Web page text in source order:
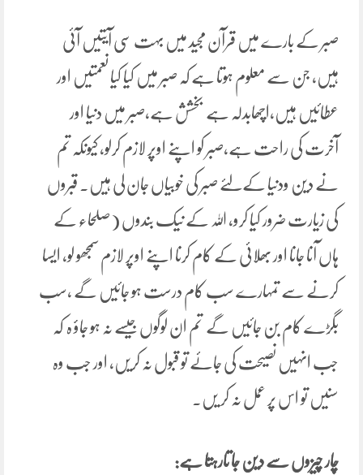
صبر کے بارے میں قرآن مجید میں بہت سی آیتیں آئی
ہیں، جن سے معلوم ہوتا ہے کہ صبر میں کیا کیا نعمتیں اور
عطائیں ہیں،اچھابدلہ ہے بخشش ہے،صبر میں دنیا اور
آخرت کی راحت ہے،صبر کو اپنے اوپر لازم کرلو، کیونکہ تم
نے دین ودنیا کےلئے صبر کی خوبیاں جان لی ہیں۔ قبروں
کی زیارت ضرور کیا کرو، اللہ کے نیک بندوں (صلحاء کے
ہاں آنا جانا اور بھلائی کے کام کرنا اپنے اوپر لازم سمجھو لو، ایسا
کرنے سے تمہارے سب کام درست ہو جائیں گے ،سب
بگڑے کام بن جائیں گے تم ان لوگوں جیسے نہ ہو جاؤ ہ کہ
جب انہیں نصیحت کی جائے تو قبول نہ کریں، اور جب وہ
سنیں تو اس پر عمل نہ کر یں۔
چار چیزوں سے دین جا تارہتا ہے: